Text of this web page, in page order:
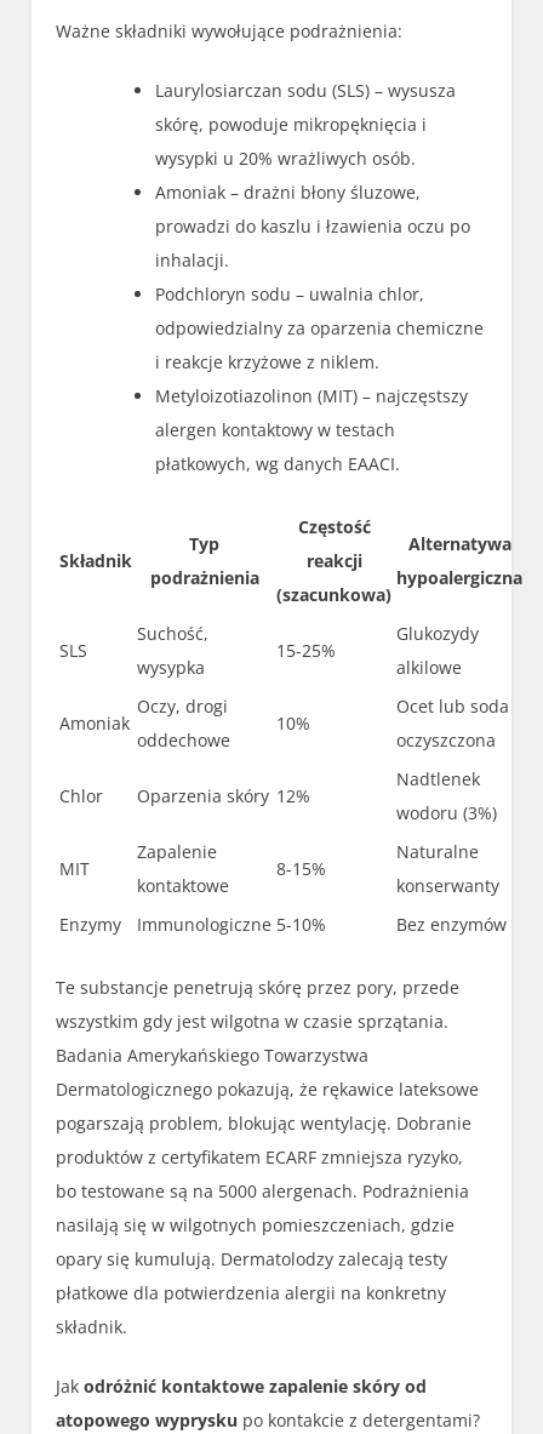
Ważne składniki wywołujące podrażnienia:
Laurylosiarczan sodu (SLS) – wysusza
skórę, powoduje mikropęknięcia i
wysypki u 20% wrażliwych osób.
Amoniak – drażni błony śluzowe,
prowadzi do kaszlu i łzawienia oczu po
inhalacji.
Podchloryn sodu – uwalnia chlor,
odpowiedzialny za oparzenia chemiczne
i reakcje krzyżowe z niklem.
Metyloizotiazolinon (MIT) – najczęstszy
alergen kontaktowy w testach
płatkowych, wg danych EAACI.
Składnik
Typ
podrażnienia
Częstość
reakcji
(szacunkowa)
Alternatywa
hypoalergiczna
SLS
Suchość,
wysypka
15-25%
Glukozydy
alkilowe
Amoniak
Oczy, drogi
oddechowe
10%
Ocet lub soda
oczyszczona
Chlor Oparzenia skóry 12%
Nadtlenek
wodoru (3%)
MIT
Zapalenie
kontaktowe
8-15%
Naturalne
konserwanty
Enzymy
Immunologiczne 5-10% Bez enzymów
Te substancje penetrują skórę przez pory, przede
wszystkim gdy jest wilgotna w czasie sprzątania.
Badania Amerykańskiego Towarzystwa
Dermatologicznego pokazują, że rękawice lateksowe
pogarszają problem, blokując wentylację. Dobranie
produktów z certyfikatem ECARF zmniejsza ryzyko,
bo testowane są na 5000 alergenach. Podrażnienia
nasilają się w wilgotnych pomieszczeniach, gdzie
opary się kumulują. Dermatolodzy zalecają testy
płatkowe dla potwierdzenia alergii na konkretny
składnik.
Jakodróżnić kontaktowe zapalenie skóry od
atopowego wyprysku po kontakcie z detergentami?